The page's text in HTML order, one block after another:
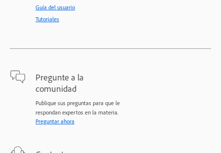
Guía del usuario
Tutoriales
Pregunte a la
comunidad
Publique sus preguntas para que le
respondan expertos en la materia.
Preguntar ahora